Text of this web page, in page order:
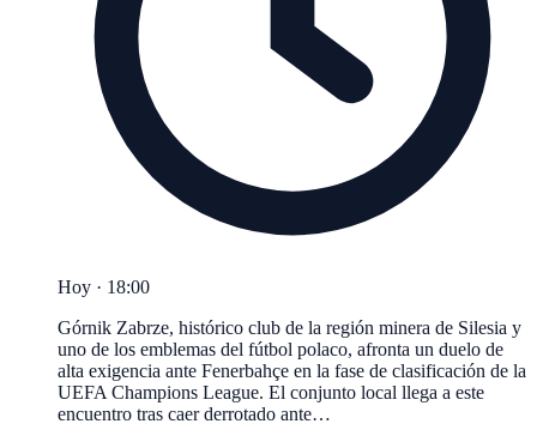
Hoy · 18:00
Górnik Zabrze, histórico club de la región minera de Silesia y
uno de los emblemas del fútbol polaco, afronta un duelo de
alta exigencia ante Fenerbahçe en la fase de clasificación de la
UEFA Champions League. El conjunto local llega a este
encuentro tras caer derrotado ante…